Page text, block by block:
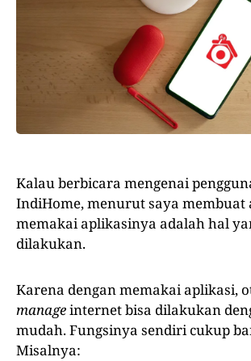
Kalau berbicara mengenai
IndiHome, menurut saya membuat
memakai aplikasinya adalah hal
dilakukan.
Karena dengan memakai aplikasi,
manageinternet bisa dilakukan
mudah. Fungsinya sendiri cukup
Misalnya: